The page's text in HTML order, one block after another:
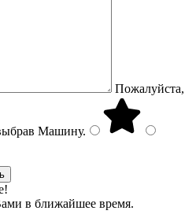
Пожалуйста,
Машину.
в ближайшее время.